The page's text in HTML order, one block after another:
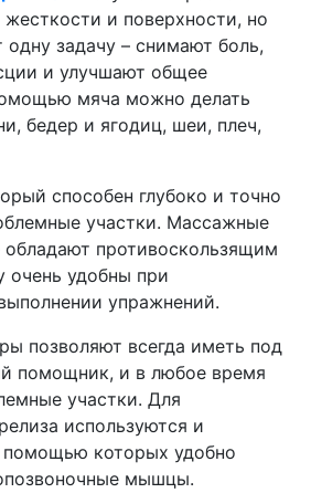
и поверхности, но
задачу – снимают боль,
и улучшают общее
мяча можно делать
бедер и ягодиц, шеи, плеч,
способен глубоко и точно
участки. Массажные
противоскользящим
очень удобны при
упражнений.
позволяют всегда иметь под
помощник, и в любое время
участки. Для
используются и
которых удобно
мышцы.